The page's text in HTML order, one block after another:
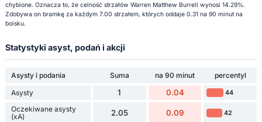
chybione. Oznacza to, że celność strzałów Warren Matthew Burrell wynosi 14.29%.
Zdobywa on bramkę za każdym 7.00 strzałem, których oddaje 0.31 na 90 minut na
boisku.
Statystyki asyst, podań i akcji
Asysty i podania Suma na 90 minut
percentyl
Asysty
1 0.04 44
Oczekiwane asysty
(xA)
2.05 0.09 42